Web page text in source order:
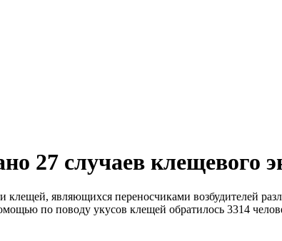
27 случаев клещевого
клещей, являющихся переносчиками возбудителей
по поводу укусов клещей обратилось 3314